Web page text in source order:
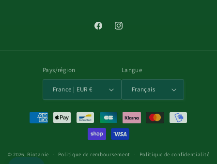
FacebookInstagram
Pays/région
France | EUR €
Langue
Français
Moyens
© 2026, Biotanie Politique de remboursement Politique de confidentialité